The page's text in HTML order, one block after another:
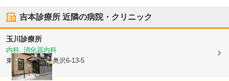
吉本診療所 近隣の病院・クリニック
玉川診療所
内科, 消化器内科
東京都世田谷区奥沢6-13-5